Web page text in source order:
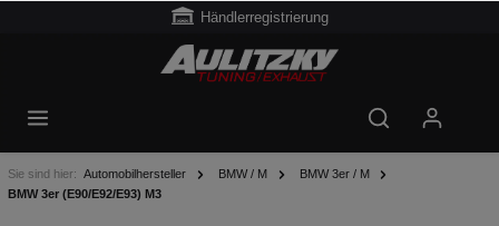
Händlerregistrierung
Sie sind hier: Automobilhersteller BMW / M
BMW 3er / M
BMW 3er (E90/E92/E93) M3